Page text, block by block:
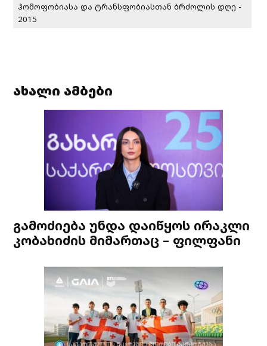
ჰომოფობიასა და ტრანსფობიასთან ბრძოლის დღე -
2015
ახალი ამბები
გამოძიება უნდა დაიწყოს ირაკლი
კობახიძის მიმართაც – ფილფანი